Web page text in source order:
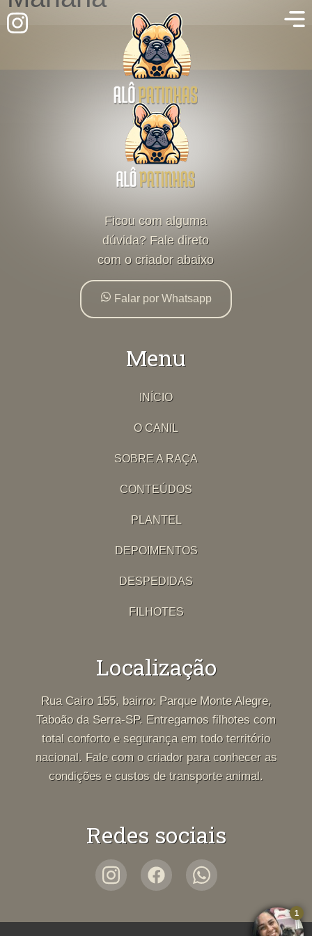
Ficou com alguma
dúvida? Fale direto
com o criador abaixo
Falar por Whatsapp
Menu
INÍCIO
O CANIL
SOBRE A RAÇA
CONTEÚDOS
PLANTEL
DEPOIMENTOS
DESPEDIDAS
FILHOTES
Localização
Rua Cairo 155, bairro: Parque Monte Alegre,
Taboão da Serra-SP. Entregamos filhotes com
total conforto e segurança em todo território
nacional. Fale com o criador para conhecer as
condições e custos de transporte animal.
Redes sociais